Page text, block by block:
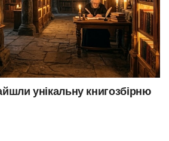
унікальну книгозбірню